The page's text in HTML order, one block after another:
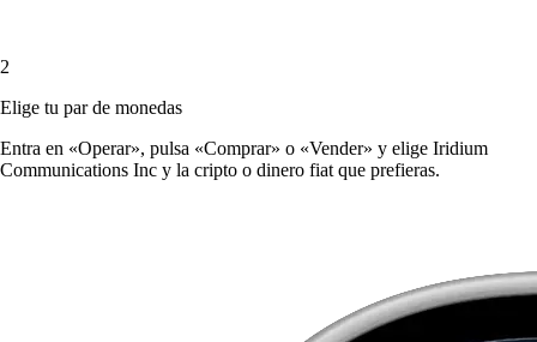
2
Elige tu par de monedas
Entra en «Operar», pulsa «Comprar» o «Vender» y elige Iridium
Communications Inc y la cripto o dinero fiat que prefieras.